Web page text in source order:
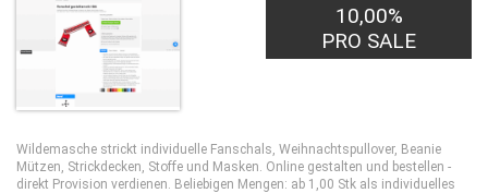
10,00%
PRO SALE
Wildemasche strickt individuelle Fanschals, Weihnachtspullover, Beanie
Mützen, Strickdecken, Stoffe und Masken. Online gestalten und bestellen -
direkt Provision verdienen. Beliebigen Mengen: ab 1,00 Stk als individuelles